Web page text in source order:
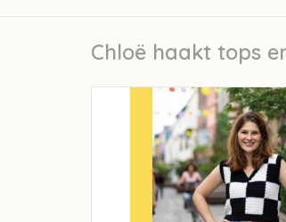
Chloë haakt tops